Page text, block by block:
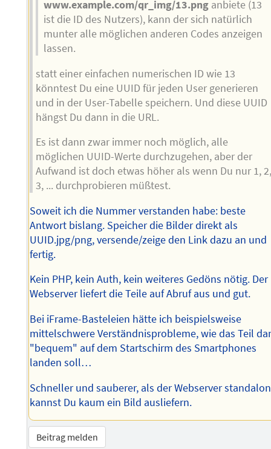
www.example.com/qr_img/13.png anbiete (13
ist die ID des Nutzers), kann der sich natürlich
munter alle möglichen anderen Codes anzeigen
lassen.
statt einer einfachen numerischen ID wie 13
könntest Du eine UUID für jeden User generieren
und in der User-Tabelle speichern. Und diese UUID
hängst Du dann in die URL.
Es ist dann zwar immer noch möglich, alle
möglichen UUID-Werte durchzugehen, aber der
Aufwand ist doch etwas höher als wenn Du nur 1,
3, ... durchprobieren müßtest.
Soweit ich die Nummer verstanden habe: beste
Antwort bislang. Speicher die Bilder direkt als
UUID.jpg/png, versende/zeige den Link dazu an und
fertig.
Kein PHP, kein Auth, kein weiteres Gedöns nötig. Der
Webserver liefert die Teile auf Abruf aus und gut.
Bei iFrame-Basteleien hätte ich beispielsweise
mittelschwere Verständnisprobleme, wie das Teil
"bequem" auf dem Startschirm des Smartphones
landen soll…
Schneller und sauberer, als der Webserver
kannst Du kaum ein Bild ausliefern.
Beitrag melden